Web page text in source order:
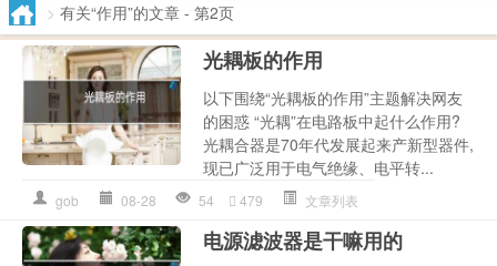
> 有关“作用”的文章 - 第2页
光耦板的作用
以下围绕“光耦板的作用”主题解决网友
的困惑 “光耦”在电路板中起什么作用?
光耦合器是70年代发展起来产新型器件,
现已广泛用于电气绝缘、电平转...
gob 08-28 54 479 文章列表
电源滤波器是干嘛用的